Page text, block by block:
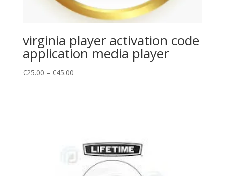
virginia player activation code
application media player
€25.00 – €45.00Price